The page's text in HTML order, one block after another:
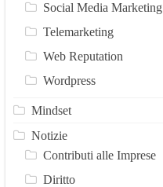
Social Media Marketing
Telemarketing
Web Reputation
Wordpress
Mindset
Notizie
Contributi alle Imprese
Diritto